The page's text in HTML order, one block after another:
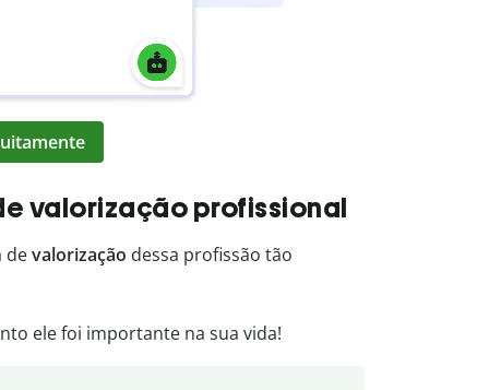
valorização profissional
devalorização dessa profissão tão
ele foi importante na sua vida!